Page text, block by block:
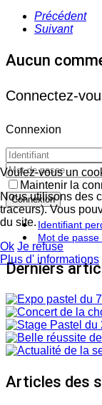
Précédent
Suivant
Aucun
Connectez-
Connexion
Maintenir la
Connexion
Identifiant
Mot de
Derniers
Articles des
Voulez-vous un
Nous utilisons des
traceurs). Vous
du site.
Ok Je refuse
Plus d' informations